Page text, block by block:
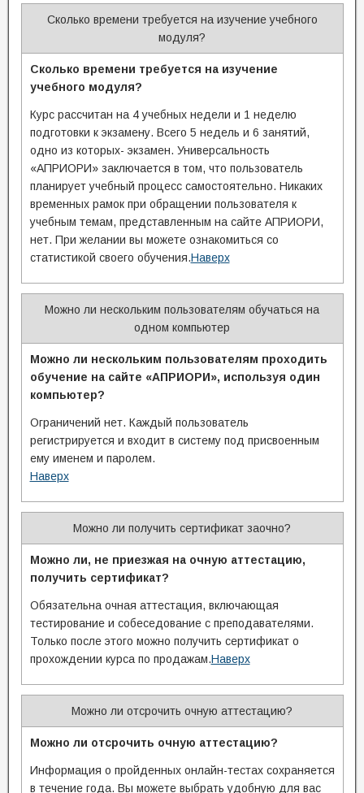
Сколько времени требуется на изучение учебного
модуля?
Сколько времени требуется на изучение
учебного модуля?
Курс рассчитан на 4 учебных недели и 1 неделю
подготовки к экзамену. Всего 5 недель и 6 занятий,
одно из которых- экзамен. Универсальность
«АПРИОРИ» заключается в том, что пользователь
планирует учебный процесс самостоятельно. Никаких
временных рамок при обращении пользователя к
учебным темам, представленным на сайте АПРИОРИ,
нет. При желании вы можете ознакомиться со
статистикой своего обучения.Наверх
Можно ли нескольким пользователям обучаться на
одном компьютер
Можно ли нескольким пользователям проходить
обучение на сайте «АПРИОРИ», используя один
компьютер?
Ограничений нет. Каждый пользователь
регистрируется и входит в систему под присвоенным
ему именем и паролем.
Наверх
Можно ли получить сертификат заочно?
Можно ли, не приезжая на очную аттестацию,
получить сертификат?
Обязательна очная аттестация, включающая
тестирование и собеседование с преподавателями.
Только после этого можно получить сертификат о
прохождении курса по продажам.Наверх
Можно ли отсрочить очную аттестацию?
Можно ли отсрочить очную аттестацию?
Информация о пройденных онлайн-тестах сохраняется
в течение года. Вы можете выбрать удобную для вас